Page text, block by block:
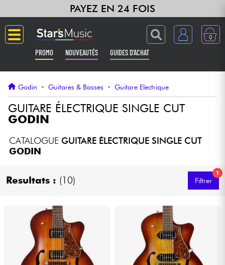
PAYEZ EN 24 FOIS
0
PROMO NOUVEAUTÉS GUIDES D'ACHAT
Guitares & Basses
Claviers & Pianos
Synthés & Sampleurs
Home Studio
Casques
Micros & HF
Godin • Guitares & Basses • Guitare Electrique
GUITARE ÉLECTRIQUE SINGLE CUT
GODIN
CATALOGUE GUITARE ÉLECTRIQUE SINGLE CUT
GODIN
Resultats : (10)
1
Filtrer